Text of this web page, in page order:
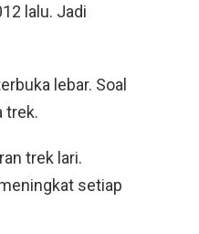
lalu. Jadi
lebar. Soal
trek.
trek lari.
setiap